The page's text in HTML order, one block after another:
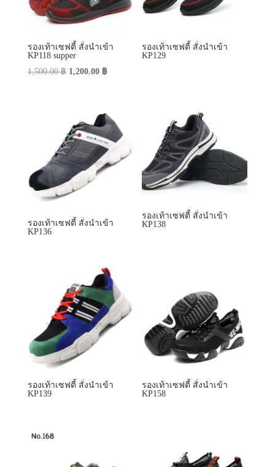
รองเท้าเซฟตี้ สั่งนำเข้า
KP118 supper
1,500.00฿ Original
1,500.00 ฿.
1,200.00 ฿Current
1,200.00 ฿.
รองเท้าเซฟตี้ สั่งนำเข้า
KP129
รองเท้าเซฟตี้ สั่งนำเข้า
KP136
รองเท้าเซฟตี้ สั่งนำเข้า
KP138
รองเท้าเซฟตี้ สั่งนำเข้า
KP139
รองเท้าเซฟตี้ สั่งนำเข้า
KP158